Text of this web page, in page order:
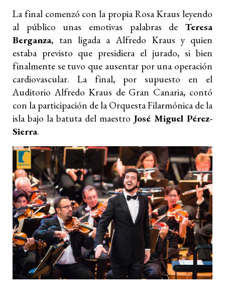
La final comenzó con la propia Rosa Kraus leyendo
al público unas emotivas palabras de Teresa
Berganza, tan ligada a Alfredo Kraus y quien
estaba previsto que presidiera el jurado, si bien
finalmente se tuvo que ausentar por una operación
cardiovascular. La final, por supuesto en el
Auditorio Alfredo Kraus de Gran Canaria, contó
con la participación de la Orquesta Filarmónica de la
isla bajo la batuta del maestro José Miguel Pérez-
Sierra.